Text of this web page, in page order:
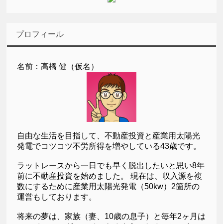
プロフィール
名前：高橋 健（仮名）
自由な生活を目指して、不動産投資と産業用太陽光
発電でコツコツ不労所得を増やしている43歳です。
ラットレースから一日でも早く脱出したいと思い8年
前に不動産投資を始めました。 現在は、収入源を複
数にするために産業用太陽光発電（50kw）2箇所の
運営もしております。
将来の夢は、家族（妻、10歳の息子）と毎年2ヶ月は